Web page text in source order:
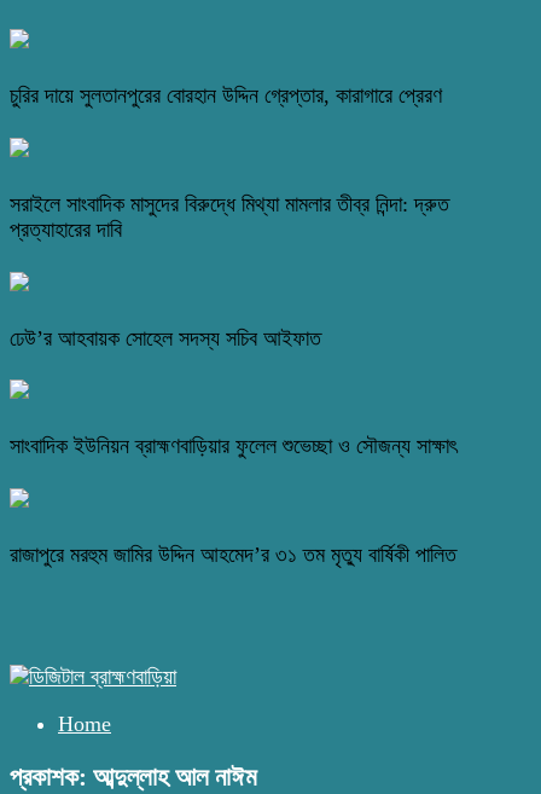
চুরির দায়ে সুলতানপুরের বোরহান উদ্দিন গ্রেপ্তার, কারাগারে প্রেরণ
সরাইলে সাংবাদিক মাসুদের বিরুদ্ধে মিথ্যা মামলার তীব্র নিন্দা: দ্রুত
প্রত্যাহারের দাবি
ঢেউ’র আহবায়ক সোহেল সদস্য সচিব আইফাত
সাংবাদিক ইউনিয়ন ব্রাহ্মণবাড়িয়ার ফুলেল শুভেচ্ছা ও সৌজন্য সাক্ষাৎ
রাজাপুরে মরহুম জামির উদ্দিন আহমেদ’র ৩১ তম মৃত্যু বার্ষিকী পালিত
Home
প্রকাশক: আব্দুল্লাহ আল নাঈম